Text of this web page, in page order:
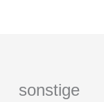
sonstige
Veranstaltungen